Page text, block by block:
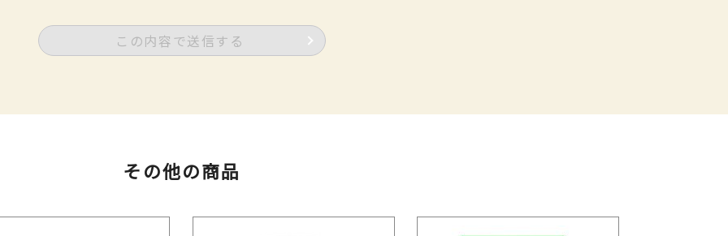
この内容で送信する
その他の商品